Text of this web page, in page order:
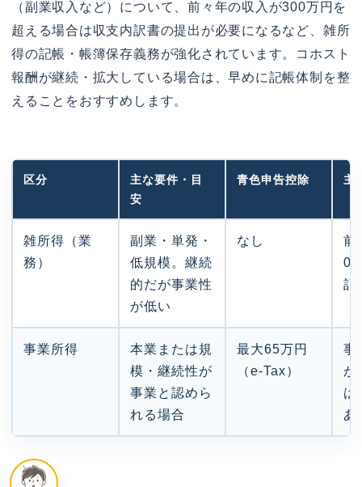
（副業収入など）について、前々年の収入が300万円を
超える場合は収支内訳書の提出が必要になるなど、雑所
得の記帳・帳簿保存義務が強化されています。コホスト
報酬が継続・拡大している場合は、早めに記帳体制を整
えることをおすすめします。
区分
主な要件・目
安
青色申告控除 主
雑所得（業
務）
副業・単発・
低規模。継続
的だが事業性
が低い
なし
前
00
記
事業所得
本業または規
模・継続性が
事業と認めら
れる場合
最大65万円
（e-Tax）
事
が
は
あ